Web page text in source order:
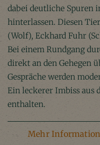
dabei deutliche Spuren
hinterlassen. Diesen
(Wolf), Eckhard Fuhr
Bei einem Rundgang
direkt an den Gehegen
Gespräche werden
Ein leckerer Imbiss aus
enthalten.
Mehr